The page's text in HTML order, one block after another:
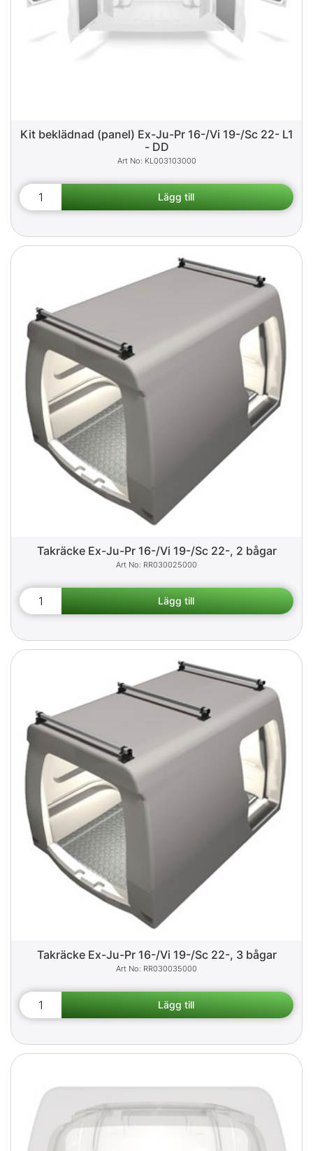
Kit beklädnad (panel) Ex-Ju-Pr 16-/Vi 19-/Sc 22- L1
- DD
KL003103000
Takräcke Ex-Ju-Pr 16-/Vi 19-/Sc 22-, 2 bågar
RR030025000
Takräcke Ex-Ju-Pr 16-/Vi 19-/Sc 22-, 3 bågar
RR030035000